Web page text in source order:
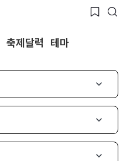
축제달력 테마